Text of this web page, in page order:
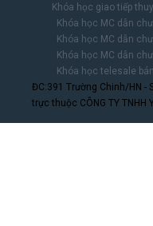
Khóa học giao tiếp
Khóa học MC dẫn
Khóa học MC dẫn
Khóa học MC dẫn
Khóa học telesale
ĐC:391 Trường Chinh/HN -
trực thuộc CÔNG TY TNHH